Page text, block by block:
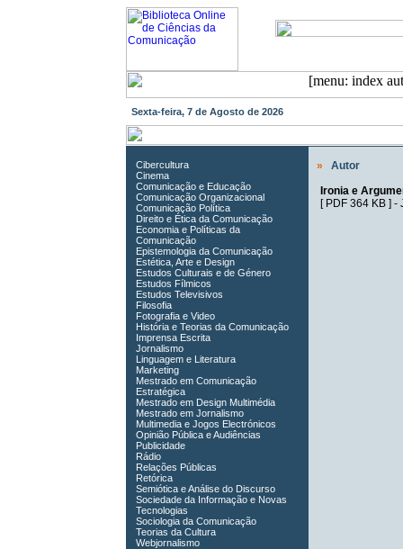
Sexta-feira, 7 de Agosto de 2026
Cibercultura
Cinema
Comunicação e Educação
Comunicação Organizacional
Comunicação Política
Direito e Ética da Comunicação
Economia e Políticas da
Comunicação
Epistemologia da Comunicação
Estética, Arte e Design
Estudos Culturais e de Género
Estudos Fílmicos
Estudos Televisivos
Filosofia
Fotografia e Video
História e Teorias da Comunicação
Imprensa Escrita
Jornalismo
Linguagem e Literatura
Marketing
Mestrado em Comunicação
Estratégica
Mestrado em Design Multimédia
Mestrado em Jornalismo
Multimedia e Jogos Electrónicos
Opinião Pública e Audiências
Publicidade
Rádio
Relações Públicas
Retórica
Semiótica e Análise do Discurso
Sociedade da Informação e Novas
Tecnologias
Sociologia da Comunicação
Teorias da Cultura
Webjornalismo
»
Autor
Ironia e
[ PDF 364 KB] -